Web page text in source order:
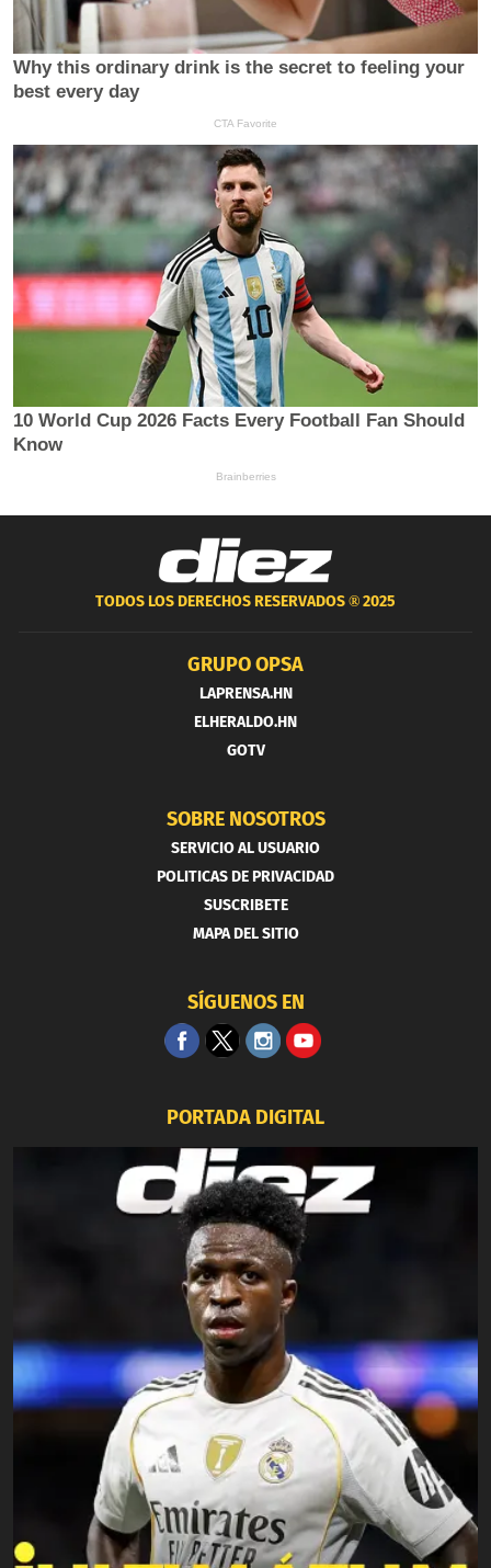
TODOS LOS DERECHOS RESERVADOS ®2025
GRUPO OPSA
LAPRENSA.HN
ELHERALDO.HN
GOTV
SOBRE NOSOTROS
SERVICIO AL USUARIO
POLITICAS DE PRIVACIDAD
SUSCRIBETE
MAPA DEL SITIO
SÍGUENOS EN
PORTADA DIGITAL